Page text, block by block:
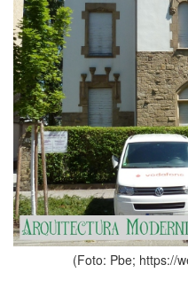
(Foto: Pbe; https://